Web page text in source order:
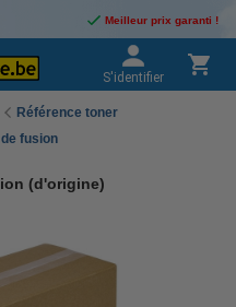
Meilleur prix garanti !
S'identifier
Référence toner
fusion
(d'origine)